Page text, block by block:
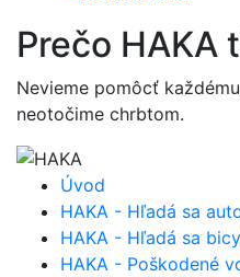
Prečo HAKA
Nevieme pomôcť
neotočime chrbtom.
Úvod
HAKA - Hľadá sa
HAKA - Hľadá sa
HAKA - Poškodené